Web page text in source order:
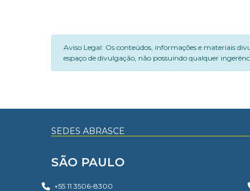
Aviso Legal: Os conteúdos, informações e materiais
espaço de divulgação, não possuindo qualquer
SEDES ABRASCE
SÃO PAULO
+55 11 3506-8300